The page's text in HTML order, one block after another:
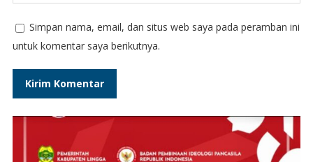
Simpan nama, email, dan situs web saya pada peramban ini
untuk komentar saya berikutnya.